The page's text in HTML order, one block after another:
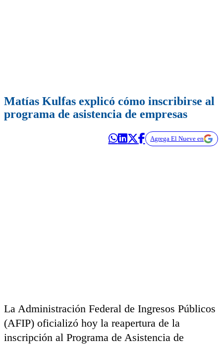
Matías Kulfas explicó cómo inscribirse al
programa de asistencia de empresas
Agrega El Nueve en
La Administración Federal de Ingresos Públicos
(AFIP) oficializó hoy la reapertura de la
inscripción al Programa de Asistencia de